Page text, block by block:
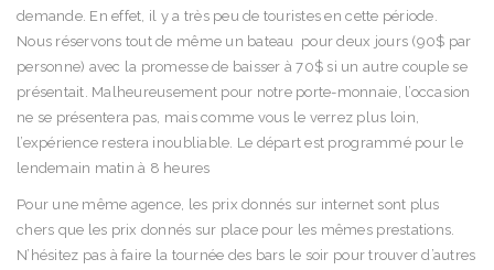
demande. En effet, il y a très peu de touristes en cette période.
Nous réservons tout de même un bateau pour deux jours (90$ par
personne) avec la promesse de baisser à 70$ si un autre couple se
présentait. Malheureusement pour notre porte-monnaie, l’occasion
ne se présentera pas, mais comme vous le verrez plus loin,
l’expérience restera inoubliable. Le départ est programmé pour le
lendemain matin à 8 heures
Pour une même agence, les prix donnés sur internet sont plus
chers que les prix donnés sur place pour les mêmes prestations.
N’hésitez pas à faire la tournée des bars le soir pour trouver d’autres